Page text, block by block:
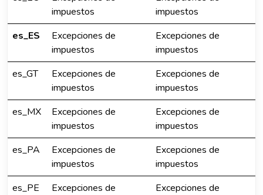
impuestos
impuestos
es_ES
Excepciones de
impuestos
Excepciones de
impuestos
es_GT
Excepciones de
impuestos
Excepciones de
impuestos
es_MX
Excepciones de
impuestos
Excepciones de
impuestos
es_PA
Excepciones de
impuestos
Excepciones de
impuestos
es_PE
Excepciones de
Excepciones de